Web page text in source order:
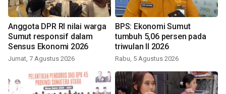
Anggota DPR RI nilai warga
Sumut responsif dalam
Sensus Ekonomi 2026
Jumat, 7 Agustus 2026
BPS: Ekonomi Sumut
tumbuh 5,06 persen pada
triwulan II 2026
Rabu, 5 Agustus 2026